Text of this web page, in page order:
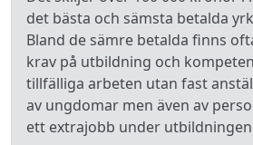
det bästa och sämsta betalda
Bland de sämre betalda finns
krav på utbildning och
tillfälliga arbeten utan fast
av ungdomar men även av
ett extrajobb under